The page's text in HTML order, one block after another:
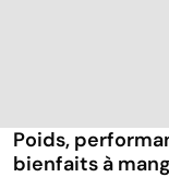
Poids,
bienfaits à